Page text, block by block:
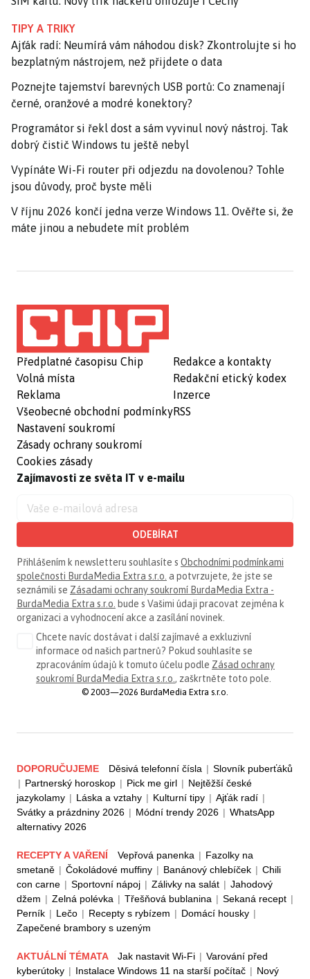
TIPY A TRIKY
Ajťák radí: Neumírá vám náhodou disk? Zkontrolujte si ho
bezplatným nástrojem, než přijdete o data
Poznejte tajemství barevných USB portů: Co znamenají
černé, oranžové a modré konektory?
Programátor si řekl dost a sám vyvinul nový nástroj. Tak
dobrý čistič Windows tu ještě nebyl
Vypínáte Wi-Fi router při odjezdu na dovolenou? Tohle
jsou důvody, proč byste měli
V říjnu 2026 končí jedna verze Windows 11. Ověřte si, že
máte jinou a nebudete mít problém
Předplatné časopisu Chip
Volná místa
Reklama
Všeobecné obchodní podmínky
Nastavení soukromí
Zásady ochrany soukromí
Cookies zásady
Redakce a kontakty
Redakční etický kodex
Inzerce
RSS
Zajímavosti ze světa IT v e-mailu
ODEBÍRAT
Přihlášením k newsletteru souhlasíte s Obchodními podmínkami
společnosti BurdaMedia Extra s.r.o. a potvrzujete, že jste se
seznámili se Zásadami ochrany soukromí BurdaMedia Extra -
BurdaMedia Extra s.r.o. bude s Vašimi údaji pracovat zejména k
organizaci a vyhodnocení akce a zasílání novinek.
Chcete navíc dostávat i další zajímavé a exkluzivní
informace od našich partnerů? Pokud souhlasíte se
zpracováním údajů k tomuto účelu podle Zásad ochrany
soukromí BurdaMedia Extra s.r.o. , zaškrtněte toto pole.
© 2003—2026 BurdaMedia Extra s.r.o.
DOPORUČUJEME Děsivá telefonní čísla | Slovník puberťáků
| Partnerský horoskop | Pick me girl | Nejtěžší české
jazykolamy | Láska a vztahy | Kulturní tipy | Ajťák radí |
Svátky a prázdniny 2026 | Módní trendy 2026 | WhatsApp
alternativy 2026
RECEPTY A VAŘENÍ Vepřová panenka | Fazolky na
smetaně | Čokoládové muffiny | Banánový chlebíček | Chili
con carne | Sportovní nápoj | Zálivky na salát | Jahodový
džem | Zelná polévka | Třešňová bublanina | Sekaná recept |
Perník | Lečo | Recepty s rybízem | Domácí housky |
Zapečené brambory s uzeným
AKTUÁLNÍ TÉMATA Jak nastavit Wi-Fi | Varování před
kyberútoky | Instalace Windows 11 na starší počítač | Nový